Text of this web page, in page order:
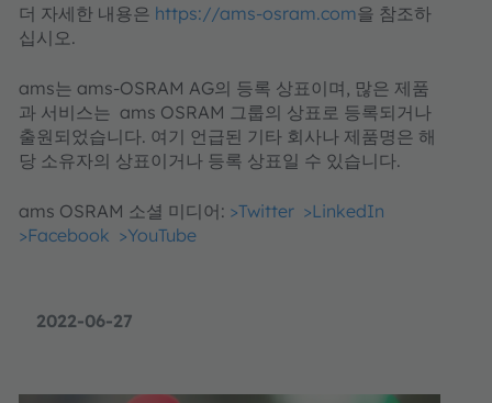
2022-06-27
더 자세한 내용은 https://ams-osram.com을 참조하
십시오.
ams는 ams-OSRAM AG의 등록 상표이며, 많은 제품
과 서비스는 ams OSRAM 그룹의 상표로 등록되거나
출원되었습니다. 여기 언급된 기타 회사나 제품명은 해
당 소유자의 상표이거나 등록 상표일 수 있습니다.
ams OSRAM 소셜 미디어: >Twitter >LinkedIn
>Facebook >YouTube